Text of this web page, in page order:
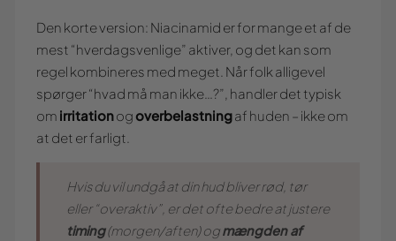
Den korte version: Niacinamid er for mange et af de
mest “hverdagsvenlige” aktiver, og det kan som
regel kombineres med meget. Når folk alligevel
spørger “hvad må man ikke…?”, handler det typisk
om irritationog overbelastningaf huden – ikke om
at det er farligt.
Hvis du vil undgå at din hud bliver rød, tør
eller “overaktiv”, er det ofte bedre at justere
timing(morgen/aften) ogmængden af